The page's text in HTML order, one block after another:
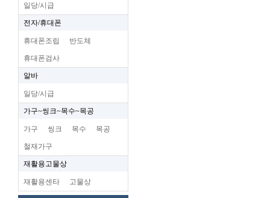
일당/시급
전자/휴대폰
휴대폰조립 반도체
휴대폰검사
알바
일당/시급
가구~씽크~목수~목공
가구 씽크 목수 목공
철재가구
재활용고물상
재활용센타 고물상